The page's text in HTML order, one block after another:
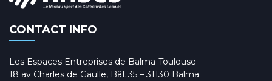
CONTACT INFO
Les Espaces Entreprises de Balma-Toulouse
18 av Charles de Gaulle, Bât 35 – 31130 Balma